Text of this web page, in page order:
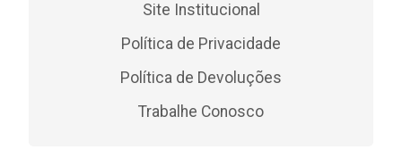
Site Institucional
Política de Privacidade
Política de Devoluções
Trabalhe Conosco